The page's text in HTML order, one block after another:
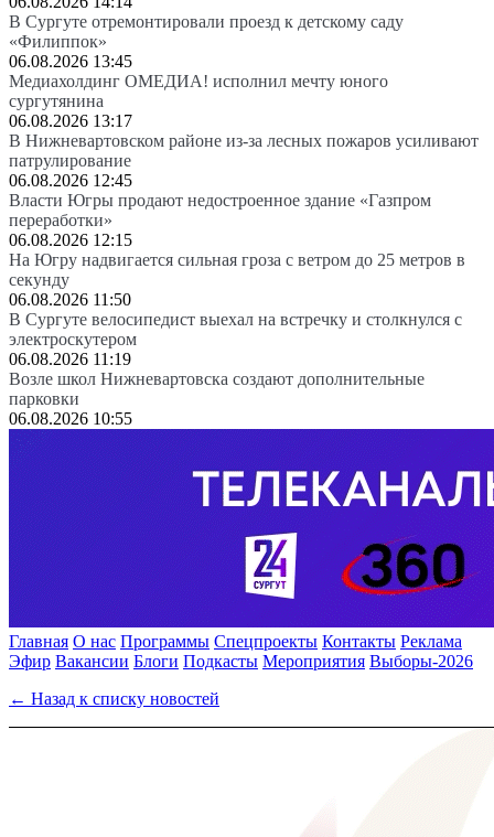
В Сургуте отремонтировали проезд к детскому саду
«Филиппок»
06.08.2026 13:45
Медиахолдинг ОМЕДИА! исполнил мечту юного
сургутянина
06.08.2026 13:17
В Нижневартовском районе из-за лесных пожаров усиливают
патрулирование
06.08.2026 12:45
Власти Югры продают недостроенное здание «Газпром
переработки»
06.08.2026 12:15
На Югру надвигается сильная гроза с ветром до 25 метров в
секунду
06.08.2026 11:50
В Сургуте велосипедист выехал на встречку и столкнулся с
электроскутером
06.08.2026 11:19
Возле школ Нижневартовска создают дополнительные
парковки
06.08.2026 10:55
Главная О нас Программы Спецпроекты Контакты Реклама
Эфир Вакансии Блоги Подкасты Мероприятия Выборы-2026
← Назад к списку новостей